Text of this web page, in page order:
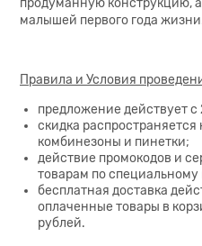
малышей первого года
Правила и Условия
предложение действует
скидка
комбинезоны и пинетки;
действие промокодов и
товарам по
бесплатная доставка
оплаченные товары в
рублей.